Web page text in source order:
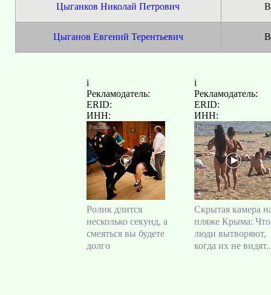
Цыганков Николай Петрович
Цыганов Евгений Терентьевич
i
Рекламодатель:
ERID:
ИНН:
Ролик длится
несколько секунд, а
смеяться вы будете
долго
i
Рекламодатель:
ERID:
ИНН:
Скрытая камера
пляже Крыма: Что
люди вытворяют,
когда их не